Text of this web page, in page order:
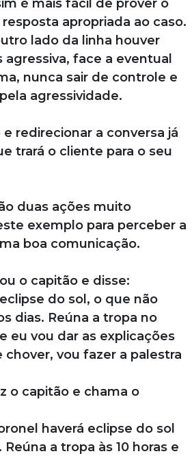
é mais fácil de prover o
apropriada ao caso.
lado da linha houver
agressiva, face a eventual
nunca sair de controle e
agressividade.
redirecionar a conversa já
trará o cliente para o seu
duas ações muito
exemplo para perceber a
boa comunicação.
o capitão e disse:
do sol, o que não
dias. Reúna a tropa no
eu vou dar as explicações
vou fazer a palestra
o capitão e chama o
haverá eclipse do sol
a tropa às 10 horas e